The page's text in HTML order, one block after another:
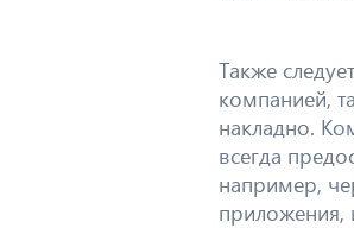
Также
компанией,
накладно.
всегда
например,
приложения,